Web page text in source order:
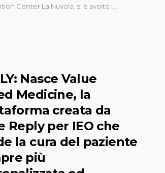
Center La Nuvola, si è svolto i…
Nasce Value
Medicine, la
creata da
Reply per IEO che
la cura del paziente
più